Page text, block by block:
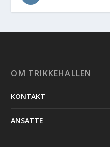
OM TRIKKEHALLEN
KONTAKT
ANSATTE